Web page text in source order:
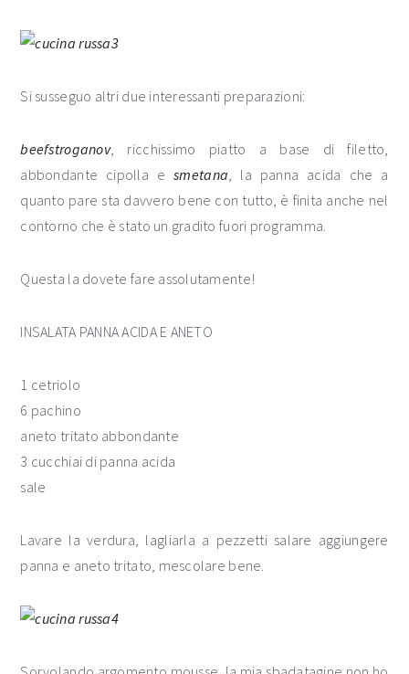
Si susseguo altri due interessanti preparazioni:
beefstroganov, ricchissimo piatto a base di filetto,
abbondante cipolla esmetana, la panna acida che a
quanto pare sta davvero bene con tutto, è finita anche nel
contorno che è stato un gradito fuori programma.
Questa la dovete fare assolutamente!
INSALATA PANNA ACIDA E ANETO
1 cetriolo
6 pachino
aneto tritato abbondante
3 cucchiai di panna acida
sale
Lavare la verdura, lagliarla a pezzetti salare aggiungere
panna e aneto tritato, mescolare bene.